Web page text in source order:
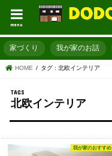
menu
家づくり 我が家のお話
HOME タグ : 北欧インテリア
北欧インテリア
我が家のおすすめ